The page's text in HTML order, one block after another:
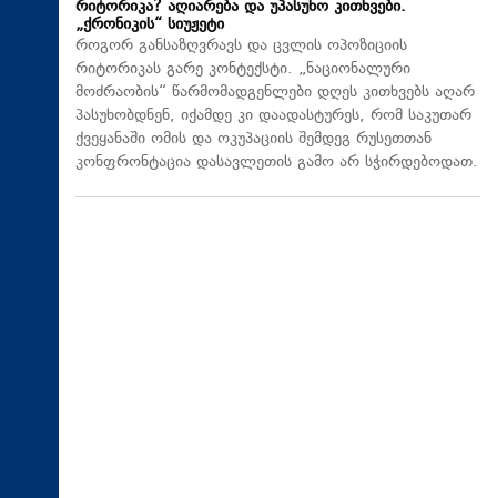
რიტორიკა? აღიარება და უპასუხო კითხვები.
„ქრონიკის“ სიუჟეტი
როგორ განსაზღვრავს და ცვლის ოპოზიციის
რიტორიკას გარე კონტექსტი. „ნაციონალური
მოძრაობის“ წარმომადგენლები დღეს კითხვებს აღარ
პასუხობდნენ, იქამდე კი დაადასტურეს, რომ საკუთარ
ქვეყანაში ომის და ოკუპაციის შემდეგ რუსეთთან
კონფრონტაცია დასავლეთის გამო არ სჭირდებოდათ.